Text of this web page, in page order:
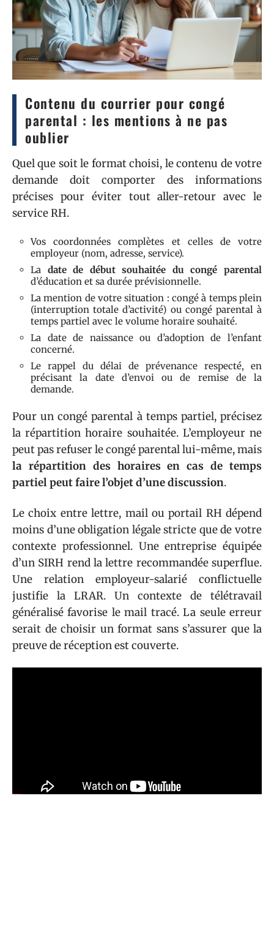
Contenu du courrier pour congé
parental : les mentions à ne pas
oublier
Quel que soit le format choisi, le contenu de votre
demande doit comporter des informations
précises pour éviter tout aller-retour avec le
service RH.
Vos coordonnées complètes et celles de votre
employeur (nom, adresse, service).
La date de début souhaitée du congé parental
d’éducation et sa durée prévisionnelle.
La mention de votre situation : congé à temps plein
(interruption totale d’activité) ou congé parental à
temps partiel avec le volume horaire souhaité.
La date de naissance ou d’adoption de l’enfant
concerné.
Le rappel du délai de prévenance respecté, en
précisant la date d’envoi ou de remise de la
demande.
Pour un congé parental à temps partiel, précisez
la répartition horaire souhaitée. L’employeur ne
peut pas refuser le congé parental lui-même, mais
la répartition des horaires en cas de temps
partiel peut faire l’objet d’une discussion.
Le choix entre lettre, mail ou portail RH dépend
moins d’une obligation légale stricte que de votre
contexte professionnel. Une entreprise équipée
d’un SIRH rend la lettre recommandée superflue.
Une relation employeur-salarié conflictuelle
justifie la LRAR. Un contexte de télétravail
généralisé favorise le mail tracé. La seule erreur
serait de choisir un format sans s’assurer que la
preuve de réception est couverte.